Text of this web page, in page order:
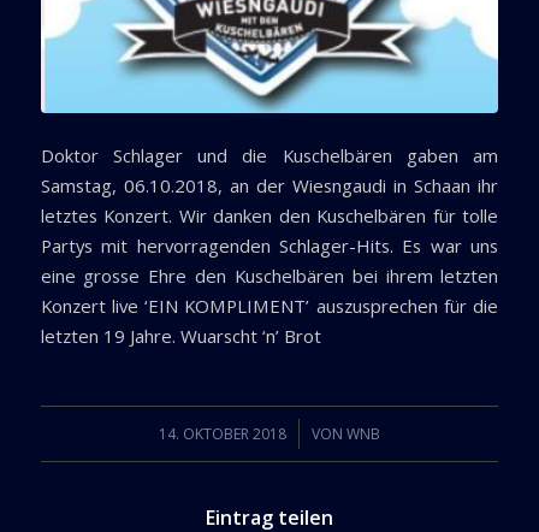
Doktor Schlager und die Kuschelbären gaben am
Samstag, 06.10.2018, an der Wiesngaudi in Schaan ihr
letztes Konzert. Wir danken den Kuschelbären für tolle
Partys mit hervorragenden Schlager-Hits. Es war uns
eine grosse Ehre den Kuschelbären bei ihrem letzten
Konzert live ‘EIN KOMPLIMENT’ auszusprechen für die
letzten 19 Jahre. Wuarscht ‘n’ Brot
14. OKTOBER 2018
/ VON WNB
Eintrag teilen